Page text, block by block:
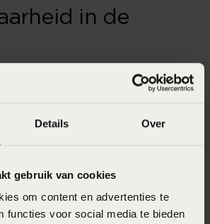
Details Over
gebruik van cookies
om content en advertenties te
functies voor social media te bieden
in de
zijn niet altijd verkrijgbaar in
product in de winkel bekijken?